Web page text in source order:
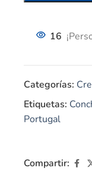
16
Categorías:
Etiquetas:
Portugal
Compartir: